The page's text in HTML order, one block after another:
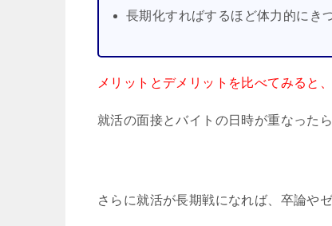
長期化すればするほど体力的にき
メリットとデメリットを比べてみると
就活の面接とバイトの日時が重なった
さらに就活が長期戦になれば、卒論や